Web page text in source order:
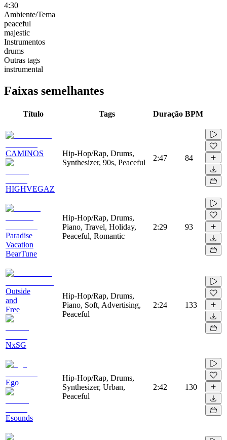
4:30
Ambiente/Tema
peaceful
majestic
Instrumentos
drums
Outras tags
instrumental
Faixas semelhantes
Título Tags Duração BPM
CAMINOS
HIGHVEGAZ
Hip-Hop/Rap, Drums,
Synthesizer, 90s, Peaceful
2:47 84
Paradise
Vacation
BearTune
Hip-Hop/Rap, Drums,
Piano, Travel, Holiday,
Peaceful, Romantic
2:29 93
Outside
and
Free
NxSG
Hip-Hop/Rap, Drums,
Piano, Soft, Advertising,
Peaceful
2:24 133
Ego
Esounds
Hip-Hop/Rap, Drums,
Synthesizer, Urban,
Peaceful
2:42 130